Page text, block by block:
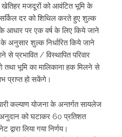
खेतिहर मजदूरों को आवंटित भूमि के
सर्किल दर को शिथिल करते हुए शुल्क
आधार पर एक वर्ष के लिए किये जाने
अनुसार शुल्क निर्धारित किये जाने
से प्रभावित / विस्थापित परिवार
तथा भूमि का मालिकाना हक मिलने से
प्राप्त हो सकेंगे।
कल्याण योजना के अन्तर्गत सायलेज
को घटाकर 60 प्रतिशत
लिया गया निर्णय।